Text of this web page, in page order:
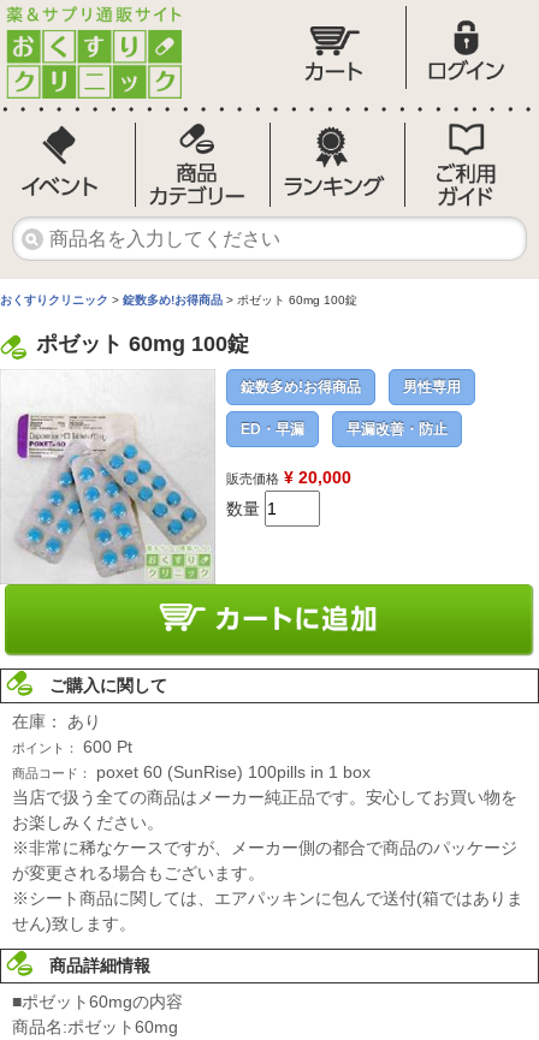
おくすりクリニック > 錠数多め!お得商品 > ポゼット 60mg 100錠
ポゼット 60mg 100錠
錠数多め!お得商品 男性専用
ED・早漏 早漏改善・防止
販売価格 ¥ 20,000
数量
ご購入に関して
在庫： あり
ポイント： 600 Pt
商品コード：
poxet 60 (SunRise) 100pills in 1 box
当店で扱う全ての商品はメーカー純正品です。安心してお買い物を
お楽しみください。
※非常に稀なケースですが、メーカー側の都合で商品のパッケージ
が変更される場合もございます。
※シート商品に関しては、エアパッキンに包んで送付(箱ではありま
せん)致します。
商品詳細情報
■ポゼット60mgの内容
商品名:ポゼット60mg